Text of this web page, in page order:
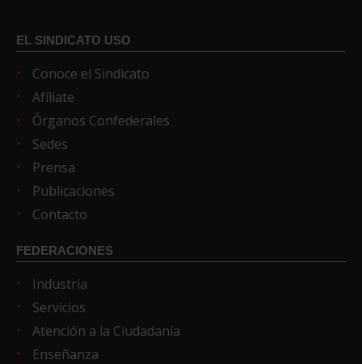
EL SINDICATO USO
Conoce el Sindicato
Afíliate
Órganos Confederales
Sedes
Prensa
Publicaciones
Contacto
FEDERACIONES
Industria
Servicios
Atención a la Ciudadanía
Enseñanza